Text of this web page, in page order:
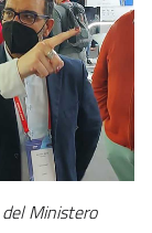
Ministero